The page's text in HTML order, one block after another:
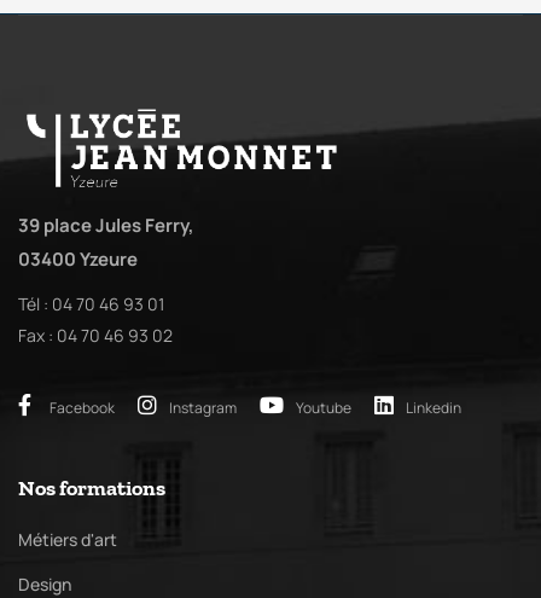
39 place Jules Ferry,
03400 Yzeure
Tél : 04 70 46 93 01
Fax : 04 70 46 93 02
Facebook Instagram Youtube Linkedin
Nos formations
Métiers d'art
Design